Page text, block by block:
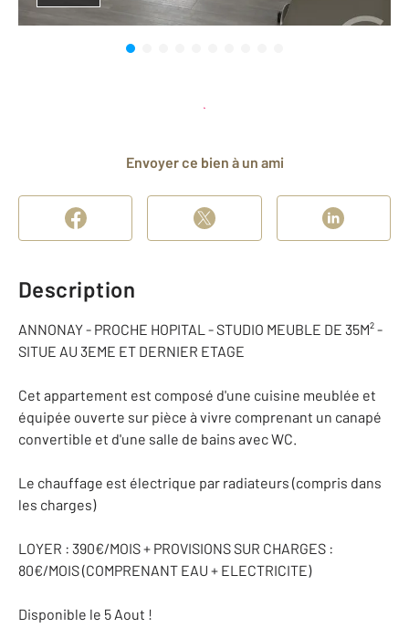
Envoyer ce bien à un ami
Description
ANNONAY - PROCHE HOPITAL - STUDIO MEUBLE DE 35M² -
SITUE AU 3EME ET DERNIER ETAGE
Cet appartement est composé d'une cuisine meublée et
équipée ouverte sur pièce à vivre comprenant un canapé
convertible et d'une salle de bains avec WC.
Le chauffage est électrique par radiateurs (compris dans
les charges)
LOYER : 390€/MOIS + PROVISIONS SUR CHARGES :
80€/MOIS (COMPRENANT EAU + ELECTRICITE)
Disponible le 5 Aout !